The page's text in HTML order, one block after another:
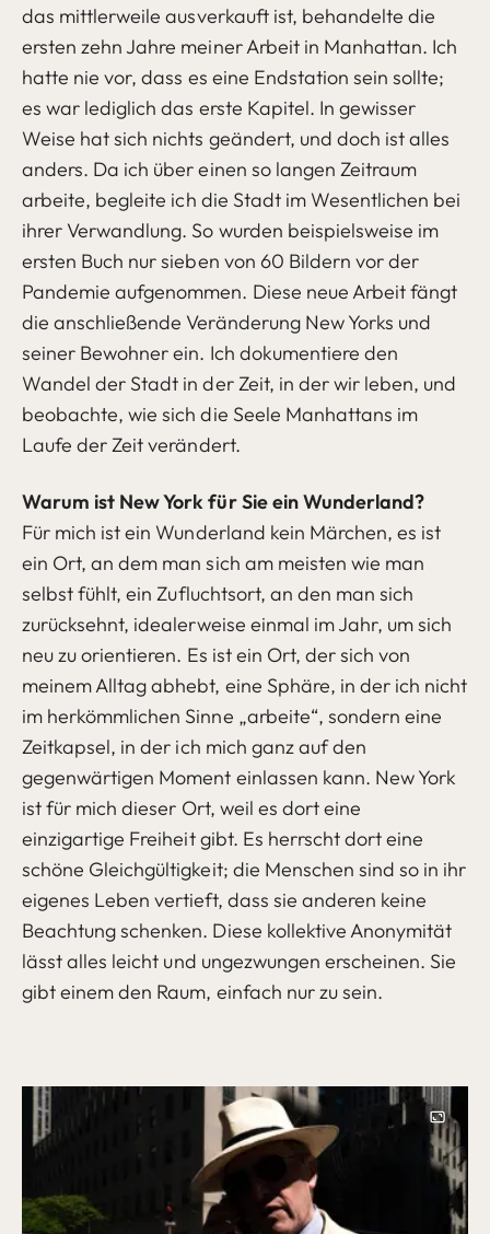
das mittlerweile ausverkauft ist, behandelte die
ersten zehn Jahre meiner Arbeit in Manhattan. Ich
hatte nie vor, dass es eine Endstation sein sollte;
es war lediglich das erste Kapitel. In gewisser
Weise hat sich nichts geändert, und doch ist alles
anders. Da ich über einen so langen Zeitraum
arbeite, begleite ich die Stadt im Wesentlichen bei
ihrer Verwandlung. So wurden beispielsweise im
ersten Buch nur sieben von 60 Bildern vor der
Pandemie aufgenommen. Diese neue Arbeit fängt
die anschließende Veränderung New Yorks und
seiner Bewohner ein. Ich dokumentiere den
Wandel der Stadt in der Zeit, in der wir leben, und
beobachte, wie sich die Seele Manhattans im
Laufe der Zeit verändert.
Warum ist New York für Sie ein Wunderland?
Für mich ist ein Wunderland kein Märchen, es ist
ein Ort, an dem man sich am meisten wie man
selbst fühlt, ein Zufluchtsort, an den man sich
zurücksehnt, idealerweise einmal im Jahr, um sich
neu zu orientieren. Es ist ein Ort, der sich von
meinem Alltag abhebt, eine Sphäre, in der ich nicht
im herkömmlichen Sinne „arbeite“, sondern eine
Zeitkapsel, in der ich mich ganz auf den
gegenwärtigen Moment einlassen kann. New York
ist für mich dieser Ort, weil es dort eine
einzigartige Freiheit gibt. Es herrscht dort eine
schöne Gleichgültigkeit; die Menschen sind so in ihr
eigenes Leben vertieft, dass sie anderen keine
Beachtung schenken. Diese kollektive Anonymität
lässt alles leicht und ungezwungen erscheinen. Sie
gibt einem den Raum, einfach nur zu sein.